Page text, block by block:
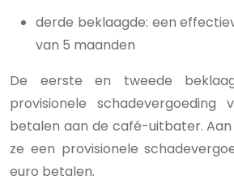
derde beklaagde: een
van 5 maanden
De eerste en tweede
provisionele schadevergoeding
betalen aan de café-uitbater.
ze een provisionele
euro betalen.